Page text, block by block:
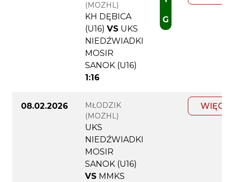
(MOZHL)
KH DĘBICA
(U16) VS UKS
NIEDŹWIADKI
MOSIR
SANOK (U16)
1:16
G
08.02.2026
MŁODZIK
(MOZHL)
UKS
NIEDŹWIADKI
MOSIR
SANOK (U16)
VS MMKS